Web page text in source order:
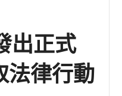
出正式
法律行動